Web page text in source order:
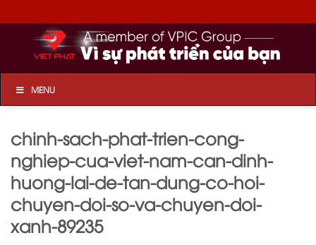
to
content
MENU
chinh-sach-phat-trien-cong-
nghiep-cua-viet-nam-can-dinh-
huong-lai-de-tan-dung-co-hoi-
chuyen-doi-so-va-chuyen-doi-
xanh-89235